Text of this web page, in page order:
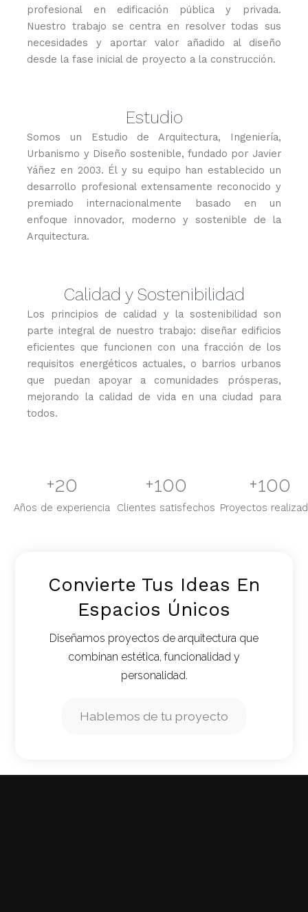
profesional en edificación pública y privada.
Nuestro trabajo se centra en resolver todas sus
necesidades y aportar valor añadido al diseño
desde la fase inicial de proyecto a la construcción.
Estudio
Somos un Estudio de Arquitectura, Ingeniería,
Urbanismo y Diseño sostenible, fundado por Javier
Yáñez en 2003. Él y su equipo han establecido un
desarrollo profesional extensamente reconocido y
premiado internacionalmente basado en un
enfoque innovador, moderno y sostenible de la
Arquitectura.
Calidad y Sostenibilidad​
Los principios de calidad y la sostenibilidad son
parte integral de nuestro trabajo: diseñar edificios
eficientes que funcionen con una fracción de los
requisitos energéticos actuales, o barrios urbanos
que puedan apoyar a comunidades prósperas,
mejorando la calidad de vida en una ciudad para
todos.
Años de experiencia
+20
Clientes satisfechos
+100
Proyectos
+100
Convierte Tus Ideas En
Espacios Únicos
Diseñamos proyectos de arquitectura que
combinan estética, funcionalidad y
personalidad.
Hablemos de tu proyecto